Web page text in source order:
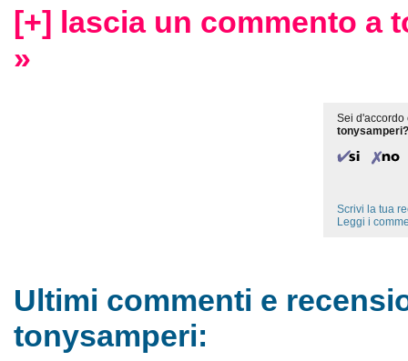
[+] lascia un commento a
»
Sei d'accordo
tonysamperi?
Scrivi la tua
Leggi i
Ultimi commenti e
tonysamperi: